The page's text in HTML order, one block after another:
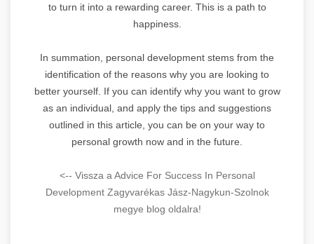
to turn it into a rewarding career. This is a path to
happiness.
In summation, personal development stems from the
identification of the reasons why you are looking to
better yourself. If you can identify why you want to grow
as an individual, and apply the tips and suggestions
outlined in this article, you can be on your way to
personal growth now and in the future.
<-- Vissza a Advice For Success In Personal
Development Zagyvarékas Jász-Nagykun-Szolnok
megye blog oldalra!